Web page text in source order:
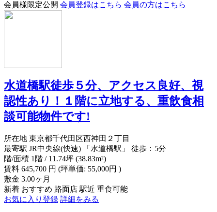
会員様限定公開 会員登録はこちら 会員の方はこちら
水道橋駅徒歩５分、アクセス良好、視
認性あり！１階に立地する、重飲食相
談可能物件です!
所在地 東京都千代田区西神田２丁目
最寄駅 JR中央線(快速) 「水道橋駅」 徒歩：5分
階/面積 1階 / 11.74坪 (38.83m²)
賃料 645,700 円 (坪単価: 55,000円 )
敷金 3.00ヶ月
新着 おすすめ 路面店 駅近 重食可能
お気に入り登録 詳細をみる